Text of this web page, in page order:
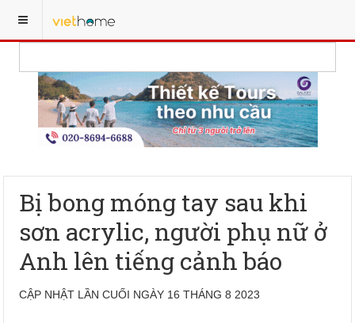
Bị bong móng tay sau khi
sơn acrylic, người phụ nữ ở
Anh lên tiếng cảnh báo
CẬP NHẬT LẦN CUỐI NGÀY 16 THÁNG 8 2023